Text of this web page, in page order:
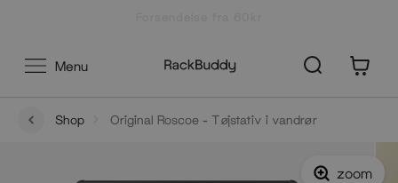
Menu
Shop Original Roscoe - Tøjstativ i vandrør
zoom